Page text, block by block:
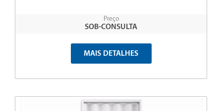
Preço
SOB-CONSULTA
MAIS DETALHES